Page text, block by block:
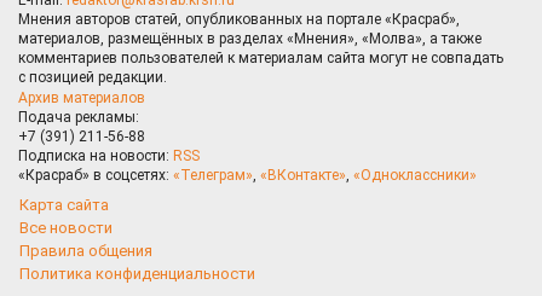
Мнения авторов статей, опубликованных на портале «Красраб»,
материалов, размещённых в разделах «Мнения», «Молва», а также
комментариев пользователей к материалам сайта могут не совпадать
с позицией редакции.
Архив материалов
Подача рекламы:
+7 (391) 211-56-88
Подписка на новости: RSS
«Красраб» в соцсетях: «Телеграм» «ВКонтакте» «Одноклассники»
Карта сайта
Все новости
Правила общения
Политика конфиденциальности